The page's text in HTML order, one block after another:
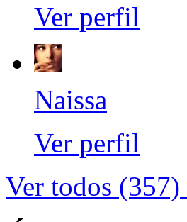
Ver perfil
Naissa
Ver perfil
Ver todos (357)